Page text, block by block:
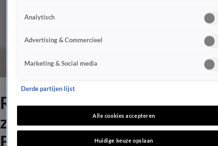
RTL wijzigt
zomerprogrammering,
Britain's got talent naar 4
Analytisch
Advertising & Commercieel
Marketing & Social media
Derde partijen lijst
Alle cookies accepteren
Huidige keuze opslaan